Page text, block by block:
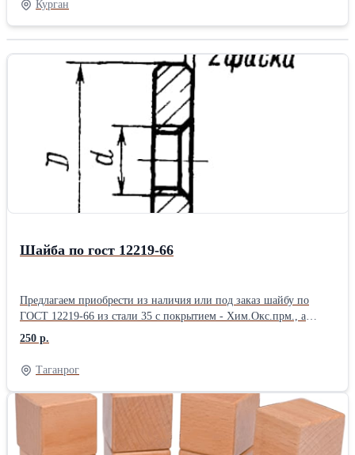
цельно литые без сварных соединений на 5 куб.м., если нужен
больше объём то соединяют емкости последовательно
вопросами вы можете обратится по телефону. У нас самая низкая
цена!!! Так как мы производители ёмкостей.Производитель:
Собственное производство
Курган
Шайба по гост 12219-66
Предлагаем приобрести из наличия или под заказ шайбу по
ГОСТ 12219-66 из стали 35 с покрытием - Хим.Окс.прм., а
именно: Шайба 7019-0211 ГОСТ 12219-66, Шайба 7019-0212
ГОСТ 12219-66, Шайба 7019-0213 ГОСТ 12219-66, Шайба 7019-
0214 ГОСТ 12219-66, Шайба 7019-0215 ГОСТ 12219-66, Шайба
7019-0216 ГОСТ 12219-66, Шайба 7019-0217 ГОСТ 12219-66,
Шайба 7019-0218 ГОСТ 12219-66, Шайба 7019-0219 ГОСТ
12219-66, Шайба 7019-0220 ГОСТ 12219-66, Шайба 7019-0221
ГОСТ 12219-66, Шайба 7019-0222 ГОСТ 12219-66, Шайба 7019-
250 р.
Таганрог